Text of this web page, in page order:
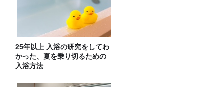
25年以上 入浴の研究をしてわ
かった、夏を乗り切るための
入浴方法